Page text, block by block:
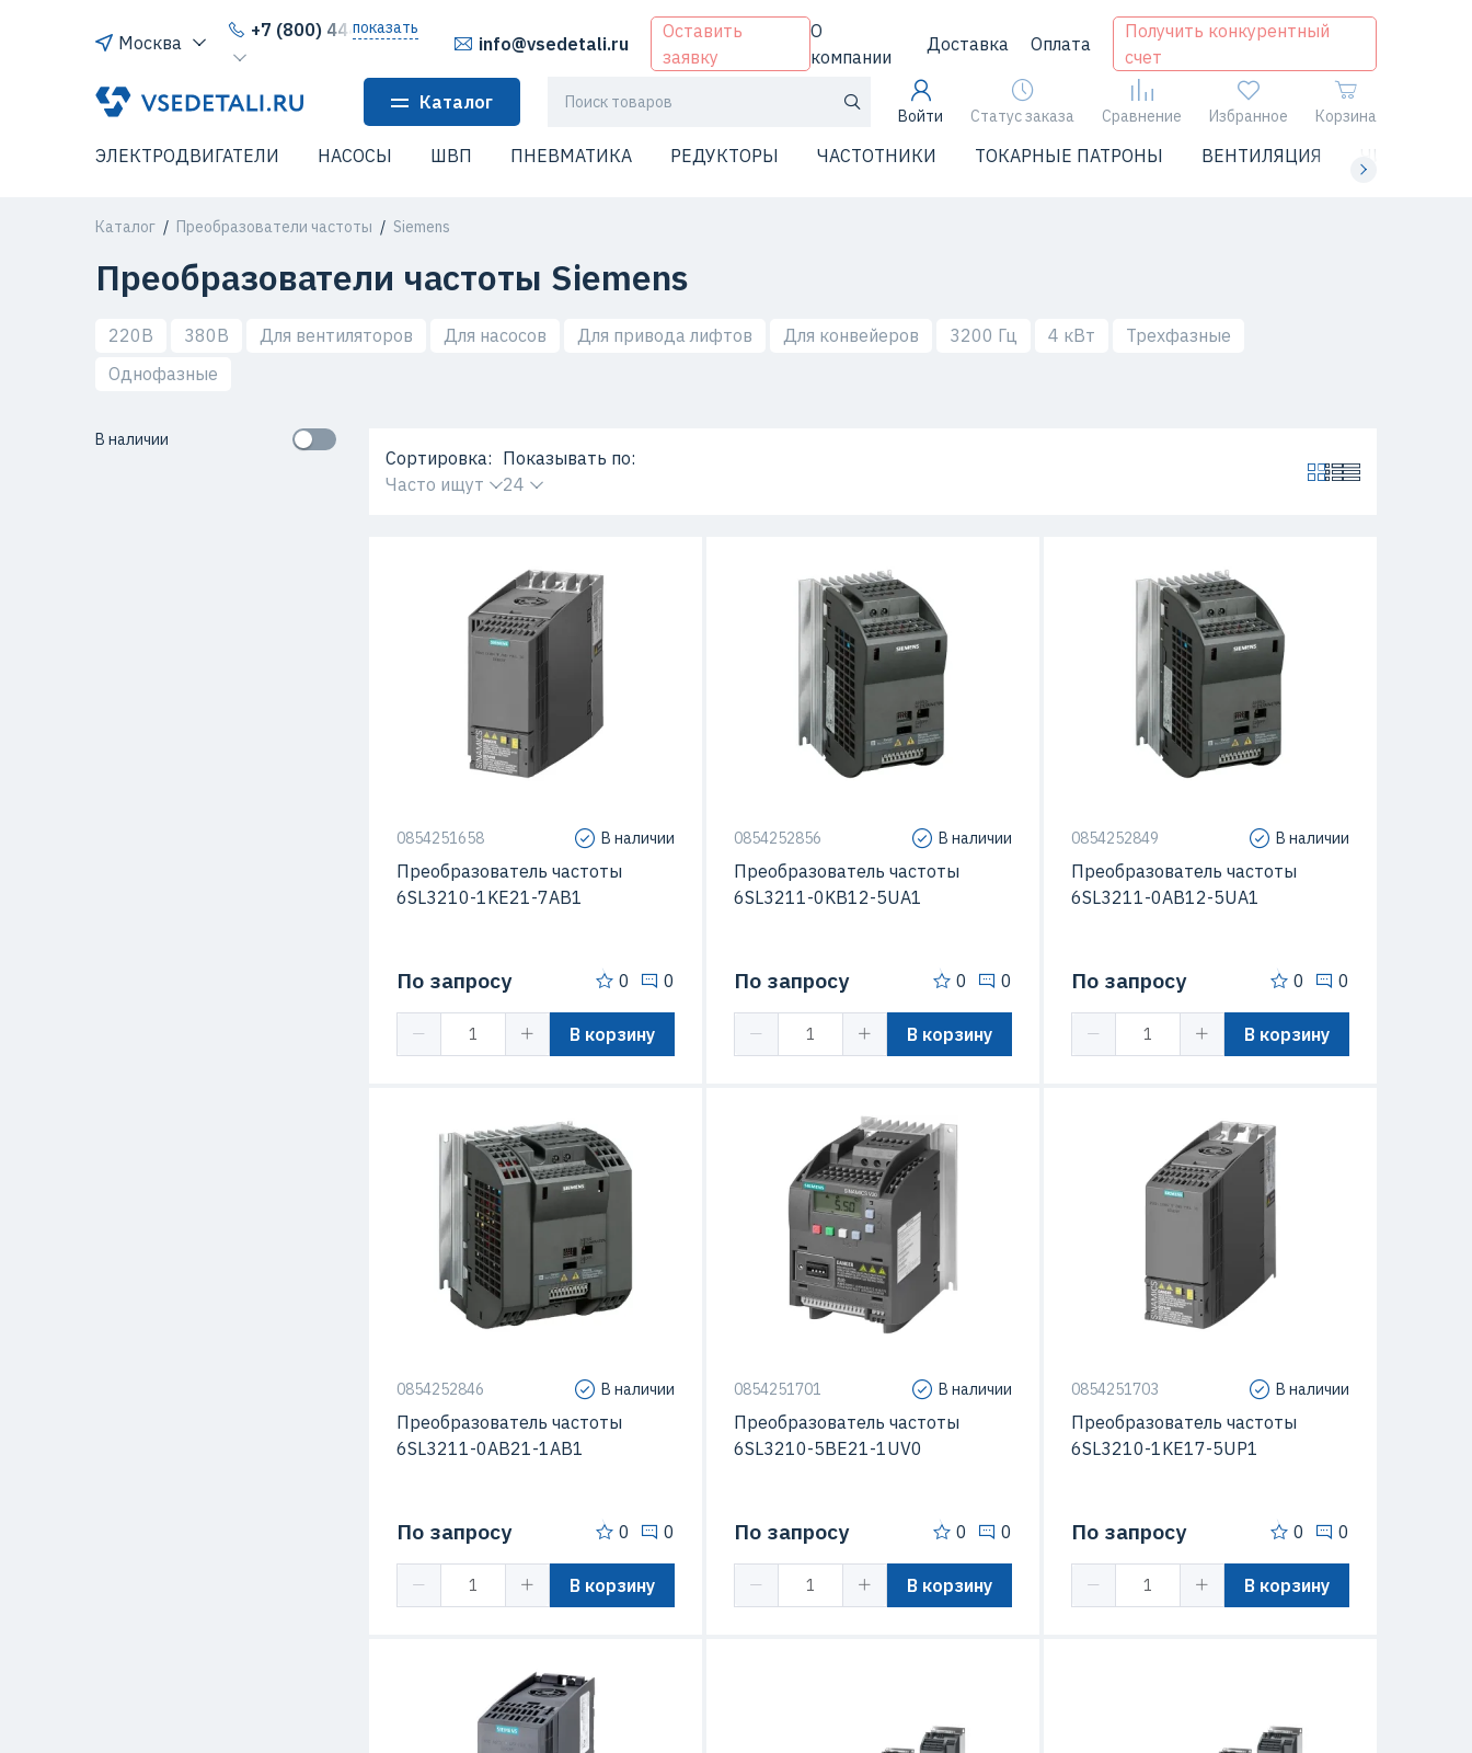
Москва
+7 (800) 444-64-80
показать
info@vsedetali.ru
Оставить
заявку
О
компании
Доставка Оплата
Получить конкурентный
счет
Каталог
Войти Статус заказа Сравнение Избранное Корзина
ЭЛЕКТРОДВИГАТЕЛИ НАСОСЫ ШВП ПНЕВМАТИКА РЕДУКТОРЫ ЧАСТОТНИКИ ТОКАРНЫЕ ПАТРОНЫ ВЕНТИЛЯЦИЯ ЧИЛЛЕРЫ
Каталог Преобразователи частоты Siemens
Преобразователи частоты Siemens
220В 380В Для вентиляторов Для насосов Для привода лифтов Для конвейеров 3200 Гц 4 кВт
Трехфазные
Однофазные
В наличии
Сортировка:
Часто ищут
Показывать по:
24
Степень защиты (IP)
Sinamics G120C
0854251658 В наличии
Преобразователь частоты
6SL3210-1KE21-7AB1
По запросу 0 0
В корзину
Степень защиты (IP)
SINAMICS G110
0854252856 В наличии
Преобразователь частоты
6SL3211-0KB12-5UA1
По запросу 0 0
В корзину
SINAMICS G110
Степень защиты (IP)
0854252849 В наличии
Преобразователь частоты
6SL3211-0AB12-5UA1
По запросу 0 0
В корзину
Степень защиты (IP)
SINAMICS G110
0854252846 В наличии
Преобразователь частоты
6SL3211-0AB21-1AB1
По запросу 0 0
В корзину
Степень защиты (IP)
SINAMICS V20
0854251701 В наличии
Преобразователь частоты
6SL3210-5BE21-1UV0
По запросу 0 0
В корзину
Степень защиты (IP)
0854251703 В наличии
Преобразователь частоты
6SL3210-1KE17-5UP1
По запросу 0 0
В корзину